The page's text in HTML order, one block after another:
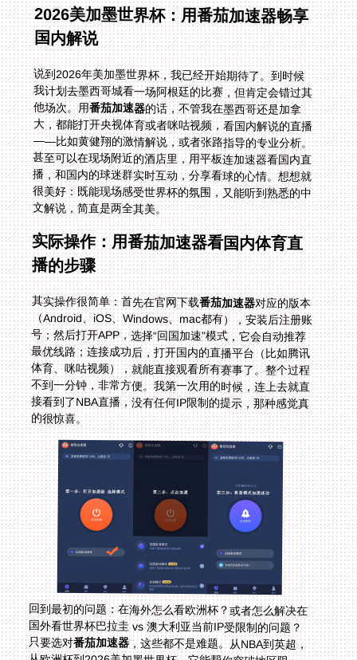
2026美加墨世界杯：用番茄加速器畅享
国内解说
说到2026年美加墨世界杯，我已经开始期待了。到时候
我计划去墨西哥城看一场阿根廷的比赛，但肯定会错过其
他场次。用番茄加速器的话，不管我在墨西哥还是加拿
大，都能打开央视体育或者咪咕视频，看国内解说的直播
——比如黄健翔的激情解说，或者张路指导的专业分析。
甚至可以在现场附近的酒店里，用平板连加速器看国内直
播，和国内的球迷群实时互动，分享看球的心情。想想就
很美好：既能现场感受世界杯的氛围，又能听到熟悉的中
文解说，简直是两全其美。
实际操作：用番茄加速器看国内体育直
播的步骤
其实操作很简单：首先在官网下载番茄加速器对应的版本
（Android、iOS、Windows、mac都有），安装后注册账
号；然后打开APP，选择“回国加速”模式，它会自动推荐
最优线路；连接成功后，打开国内的直播平台（比如腾讯
体育、咪咕视频），就能直接观看所有赛事了。整个过程
不到一分钟，非常方便。我第一次用的时候，连上去就直
接看到了NBA直播，没有任何IP限制的提示，那种感觉真
的很惊喜。
回到最初的问题：在海外怎么看欧洲杯？或者怎么解决在
国外看世界杯巴拉圭 vs 澳大利亚当前IP受限制的问题？
只要选对番茄加速器，这些都不是难题。从NBA到英超，
从欧洲杯到2026美加墨世界杯，它能帮你突破地区限
制，稳定流畅地观看所有国内直播，还能享受中文解说的